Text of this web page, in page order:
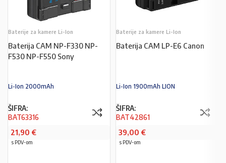
Baterije za kamere Li-Ion
Baterija CAM NP-F330 NP-
F530 NP-F550 Sony
Li-Ion 2000mAh
ŠIFRA:
BAT63316
21,90 €
s PDV-om
Baterije za kamere Li-Ion
Baterija CAM LP-E6 Canon
Li-Ion 1900mAh LION
ŠIFRA:
BAT42861
39,00 €
s PDV-om